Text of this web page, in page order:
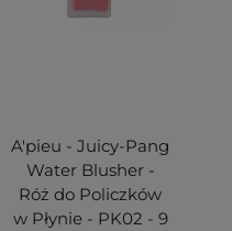
A'pieu - Juicy-Pang
Water Blusher -
Róż do Policzków
w Płynie - PK02 - 9